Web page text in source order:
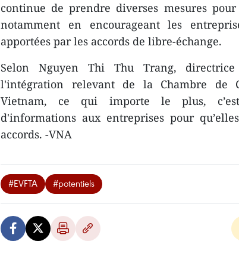
continue de prendre diverses mesures
notamment en encourageant les
apportées par les accords de libre-échange.
Selon Nguyen Thi Thu Trang,
l'intégration relevant de la Chambre de
Vietnam, ce qui importe le plus,
d'informations aux entreprises pour
accords. -VNA
#EVFTA #potentiels